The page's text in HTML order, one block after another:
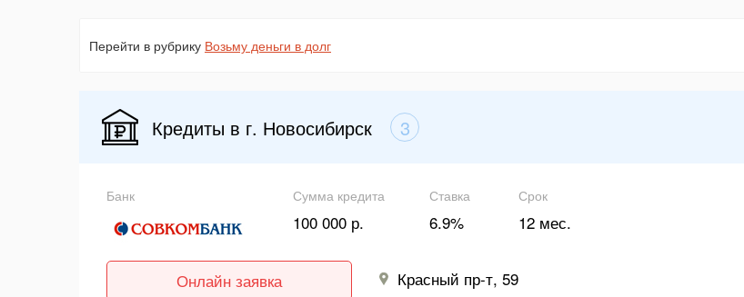
Перейти в рубрику Возьму деньги в долг
Кредиты в г. Новосибирск 3
Банк Сумма кредита
100 000 р.
Ставка
6.9%
Срок
12 мес.
Онлайн заявка Красный пр-т, 59